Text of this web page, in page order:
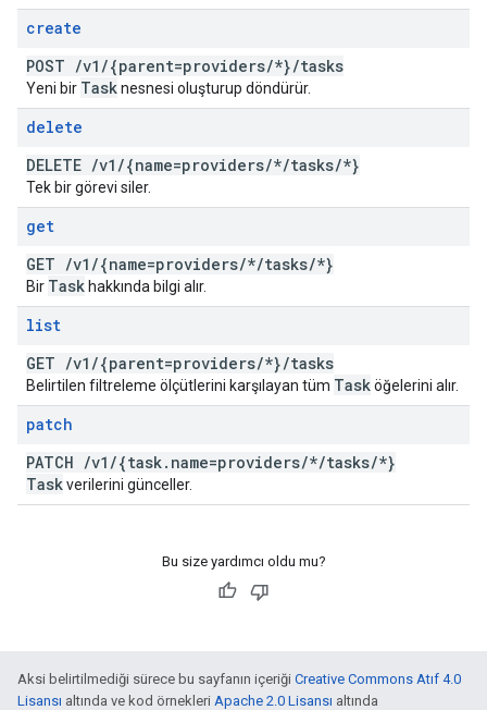
create
POST /v1 /{parent=providers/*}/tasks
Yeni bir Tasknesnesi oluşturup döndürür.
delete
DELETE /v1 /{name=providers/*/tasks/*}
Tek bir görevi siler.
get
GET /v1 /{name=providers/*/tasks/*}
Bir Task hakkında bilgi alır.
list
GET /v1 /{parent=providers/*}/tasks
Belirtilen filtreleme ölçütlerini karşılayan tüm Tasköğelerini alır.
patch
PATCH /v1 /{task. name=providers/*/tasks/*}
Taskverilerini günceller.
Bu size yardımcı oldu mu?
Aksi belirtilmediği sürece bu sayfanın içeriği Creative Commons Atıf 4.0
Lisansı altında ve kod örnekleri Apache 2.0 Lisansı altında